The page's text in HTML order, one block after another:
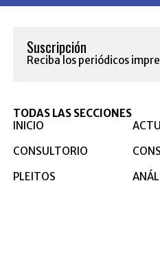
Suscripción
Reciba los periódicos
TODAS LAS SECCIONES
INICIO
CONSULTORIO
PLEITOS